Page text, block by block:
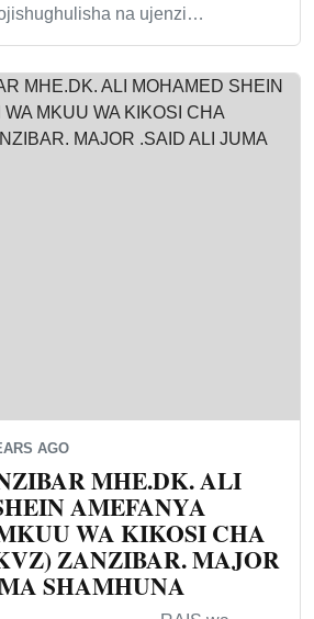
na ujenzi…
AGO
MHE.DK. ALI
AMEFANYA
WA KIKOSI CHA
ZANZIBAR. MAJOR
SHAMHUNA